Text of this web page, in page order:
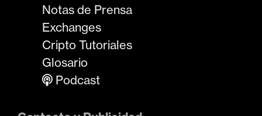
Notas de Prensa
Exchanges
Cripto Tutoriales
Glosario
Podcast